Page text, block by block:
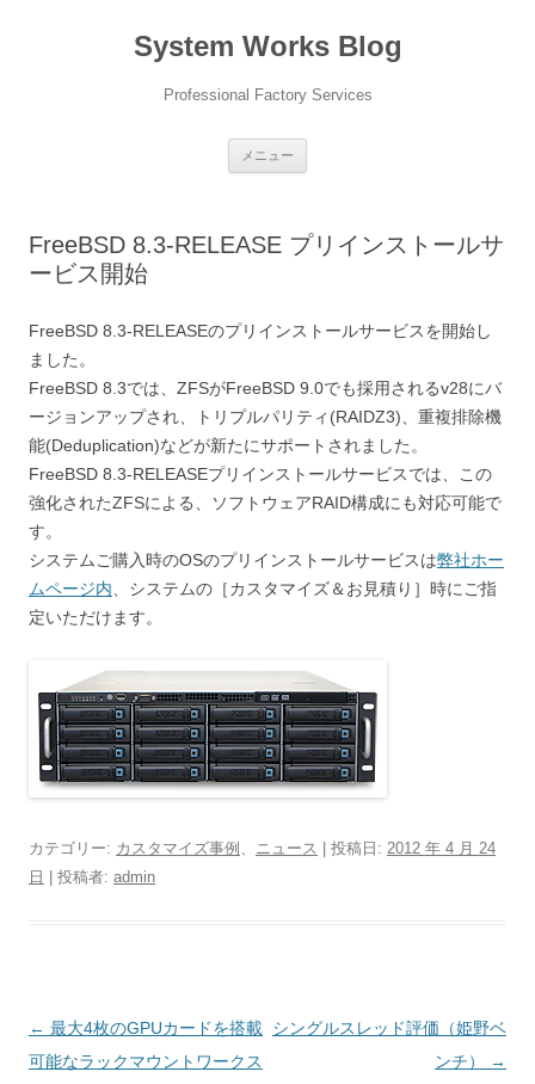
System Works Blog
Professional Factory Services
メニュー
FreeBSD 8.3-RELEASE プリインストールサ
ービス開始
FreeBSD 8.3-RELEASEのプリインストールサービスを開始し
ました。
FreeBSD 8.3では、ZFSがFreeBSD 9.0でも採用されるv28にバ
ージョンアップされ、トリプルパリティ(RAIDZ3)、重複排除機
能(Deduplication)などが新たにサポートされました。
FreeBSD 8.3-RELEASEプリインストールサービスでは、この
強化されたZFSによる、ソフトウェアRAID構成にも対応可能で
す。
システムご購入時のOSのプリインストールサービスは弊社ホー
ムページ内 、システムの［カスタマイズ＆お見積り］時にご指
定いただけます。
カテゴリー: カスタマイズ事例 、 ニュース | 投稿日: 2012 年 4 月 24
日
投稿者: admin
投
稿
← 最大4枚のGPUカードを搭載
可能なラックマウントワークス
シングルスレッド評価（姫野ベ
ンチ）
→